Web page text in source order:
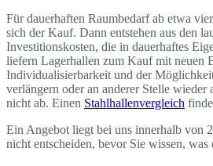
Für dauerhaften Raumbedarf ab etwa
sich der Kauf. Dann entstehen aus den
Investitionskosten, die in dauerhaftes
liefern Lagerhallen zum Kauf mit neuen
Individualisierbarkeit und der
verlängern oder an anderer Stelle wieder
nicht ab. Einen Stahlhallenvergleich
Ein Angebot liegt bei uns innerhalb von
nicht entscheiden, bevor Sie wissen, was